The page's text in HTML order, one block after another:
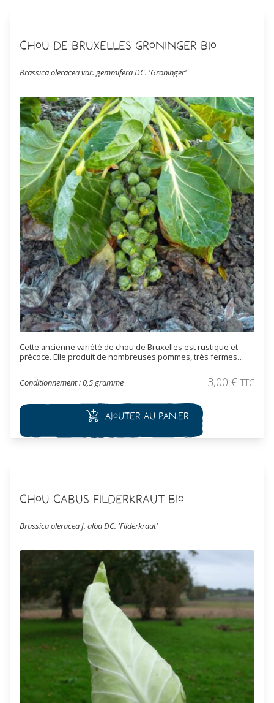
Chou de Bruxelles Groninger Bio
Brassica oleracea var. gemmifera DC. 'Groninger'
Cette ancienne variété de chou de Bruxelles est rustique et
précoce. Elle produit de nombreuses pommes, très fermes
froid), qui se forment sur la tige de manière régulière. La récolte
se fait en automne et tout hiver. Les petites pommes sont
Conditionnement : 0,5 gramme 3,00 € TTC
Ajouter au panier
Chou Cabus Filderkraut Bio
Brassica oleracea f. alba DC. 'Filderkraut'